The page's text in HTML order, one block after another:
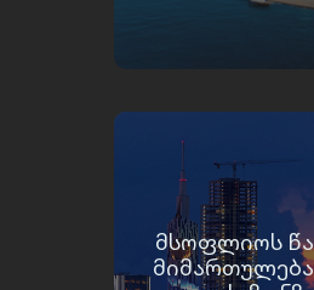
ᲛᲡᲝᲤᲚᲘᲝᲡ